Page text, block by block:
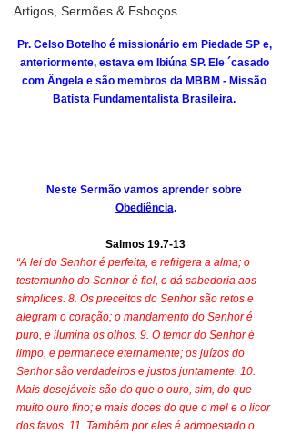
Artigos, Sermões & Esboços
Pr. Celso Botelho é missionário em Piedade SP e,
anteriormente, estava em Ibiúna SP. Ele ´casado
com Ângela e são membros da MBBM - Missão
Batista Fundamentalista Brasileira.
Neste Sermão vamos aprender sobre
Obediência.
Salmos 19.7-13
“A lei do Senhor é perfeita, e refrigera a alma; o
testemunho do Senhor é fiel, e dá sabedoria aos
símplices. 8. Os preceitos do Senhor são retos e
alegram o coração; o mandamento do Senhor é
puro, e ilumina os olhos. 9. O temor do Senhor é
limpo, e permanece eternamente; os juízos do
Senhor são verdadeiros e justos juntamente. 10.
Mais desejáveis são do que o ouro, sim, do que
muito ouro fino; e mais doces do que o mel e o licor
dos favos. 11. Também por eles é admoestado o